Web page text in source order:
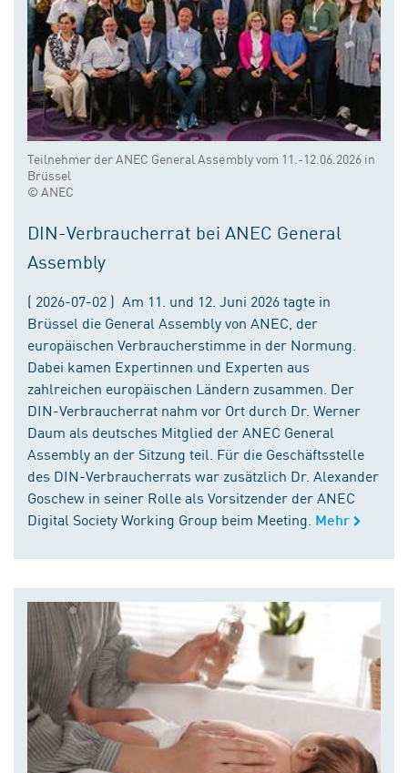
Teilnehmer der ANEC General Assembly vom 11.-12.06.2026 in
Brüssel
© ANEC
DIN-Verbraucherrat bei ANEC General
Assembly
( 2026-07-02 ) Am 11. und 12. Juni 2026 tagte in
Brüssel die General Assembly von ANEC, der
europäischen Verbraucherstimme in der Normung.
Dabei kamen Expertinnen und Experten aus
zahlreichen europäischen Ländern zusammen. Der
DIN-Verbraucherrat nahm vor Ort durch Dr. Werner
Daum als deutsches Mitglied der ANEC General
Assembly an der Sitzung teil. Für die Geschäftsstelle
des DIN-Verbraucherrats war zusätzlich Dr. Alexander
Goschew in seiner Rolle als Vorsitzender der ANEC
Digital Society Working Group beim Meeting. Mehr